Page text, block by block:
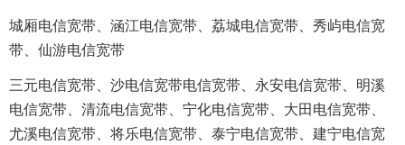
城厢电信宽带、涵江电信宽带、荔城电信宽带、秀屿电信宽
带、仙游电信宽带
三元电信宽带、沙电信宽带电信宽带、永安电信宽带、明溪
电信宽带、清流电信宽带、宁化电信宽带、大田电信宽带、
尤溪电信宽带、将乐电信宽带、泰宁电信宽带、建宁电信宽